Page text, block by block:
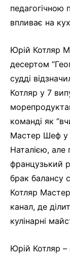
педагогічною
впливає на
Юрій Котляр
десертом
судді
Котляр у 7
команді як
Мастер Шеф у
Наталією, але
французький
брак балансу
Котляр
канал, де
кулінарні
Юрій Котляр –